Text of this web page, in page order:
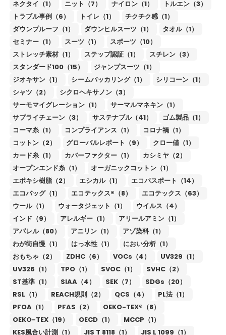
ネクタイ（1） ニット（7） ナイロン（1）
トルエン（3）
トラブル事例（6）
トイレ（1）
チクチク感（1）
ダウンプルーフ（1）
ダウンヒルスーツ（1）
タオル（1）
セミナー（1）
スーツ（1）
スポーツ（10）
ストレッチ素材（1）
ステップ認証（1）
スチレン（3）
スタンダード100（15）
ジャンプスーツ（1）
ジオキサン（1）
シームパッカリング（1）
シリコーン（1）
シャツ（2）
シクロヘキサノン（3）
サーモマイグレーション（1）
サーマルマネキン（1）
サプライチェーン（3）
サステナブル（41）
ゴム製品（1）
コーマ糸（1）
コンプライアンス（1）
コロナ禍（1）
コットン（2）
グローバルレポート（9）
クロー値（1）
カード糸（1）
カバーファクター（1）
カシミヤ（2）
オープンエンド糸（1）
オーガニックコットン（1）
エポキシ樹脂（2）
エシカル（1）
エコパスポート（14）
エコバッグ（1）
エコテックス®（8）
エコテックス（63）
ウール（1）
ウォータジェット（1）
ウイルス（4）
インド（9）
アレルギー（1）
アリールアミン（1）
アパレル（80）
アニリン（1）
アゾ染料（1）
わが街自慢（1）
はっ水性（1）
におい分析（1）
おもちゃ（2）
ZDHC（6） VOCs（4）
UV329（1）
UV326（1）
TPO（1） SVOC（1）
SVHC（2）
ST基準（1）
SIAA（4） SEK（7）
SDGs（20）
RSL（1）
REACH規則（2） QCS（4）
PL法（1）
PFOA（1）
PFAS（2）
OEKO-TEX®（8）
OEKO-TEX（19）
OECD（1）
MCCP（1）
KES風合い計測（1）
JIS T 8118（1）
JIS L 1099（1）